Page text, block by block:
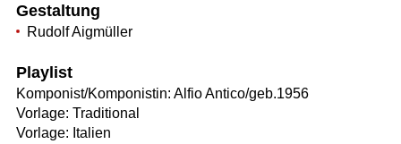
Gestaltung
Rudolf Aigmüller
Playlist
Komponist/Komponistin: Alfio Antico/geb.1956
Vorlage: Traditional
Vorlage: Italien